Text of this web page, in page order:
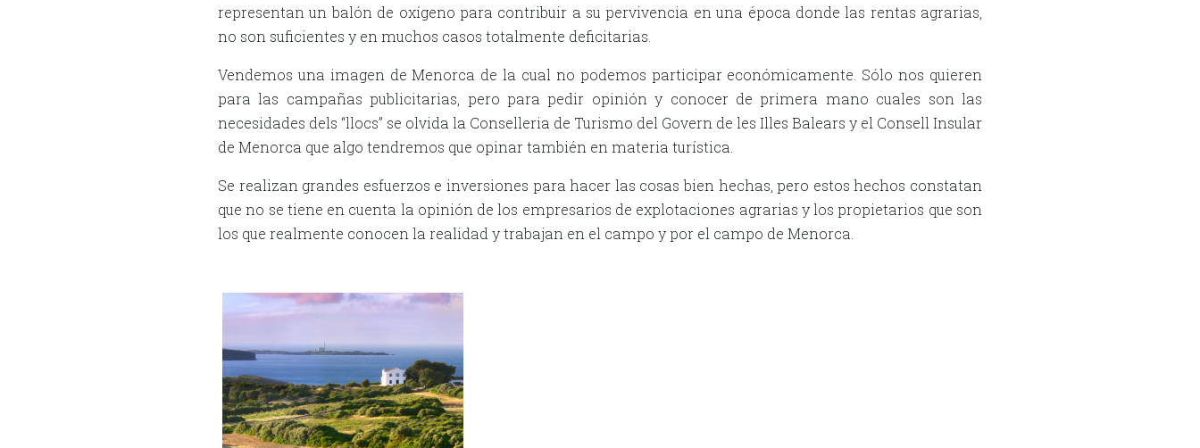
representan un balón de oxígeno para contribuir a su pervivencia en una época donde las rentas agrarias,
no son suficientes y en muchos casos totalmente deficitarias.
Vendemos una imagen de Menorca de la cual no podemos participar económicamente. Sólo nos quieren
para las campañas publicitarias, pero para pedir opinión y conocer de primera mano cuales son las
necesidades dels “llocs” se olvida la Conselleria de Turismo del Govern de les Illes Balears y el Consell Insular
de Menorca que algo tendremos que opinar también en materia turística.
Se realizan grandes esfuerzos e inversiones para hacer las cosas bien hechas, pero estos hechos constatan
que no se tiene en cuenta la opinión de los empresarios de explotaciones agrarias y los propietarios que son
los que realmente conocen la realidad y trabajan en el campo y por el campo de Menorca.